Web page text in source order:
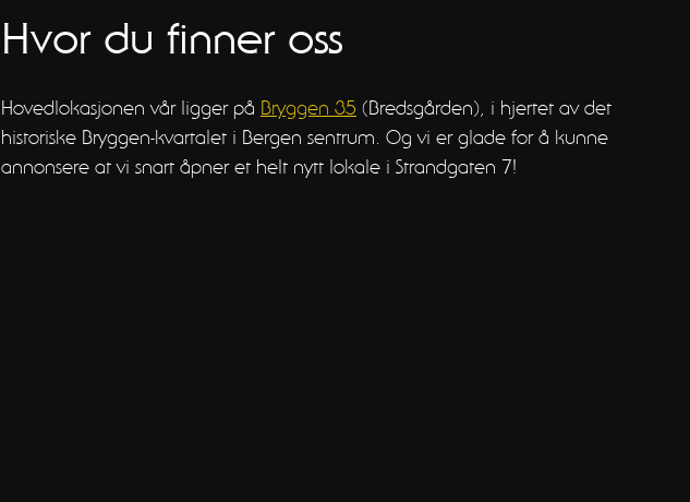
Hvor du finner oss
Hovedlokasjonen vår ligger på Bryggen 35 (Bredsgården), i hjertet av det
historiske Bryggen-kvartalet i Bergen sentrum. Og vi er glade for å kunne
annonsere at vi snart åpner et helt nytt lokale i Strandgaten 7!